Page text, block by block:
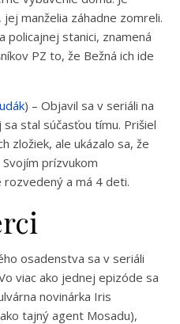
manželia záhadne zomreli.
policajnej stanici, znamená
PZ to, že Bežná ich ide
) – Objavil sa v seriáli na
stal súčasťou tímu. Prišiel
zložiek, ale ukázalo sa, že
prízvukom
a má 4 deti.
osadenstva sa v seriáli
viac ako jednej epizóde sa
novinárka Iris
tajný agent Mosadu),